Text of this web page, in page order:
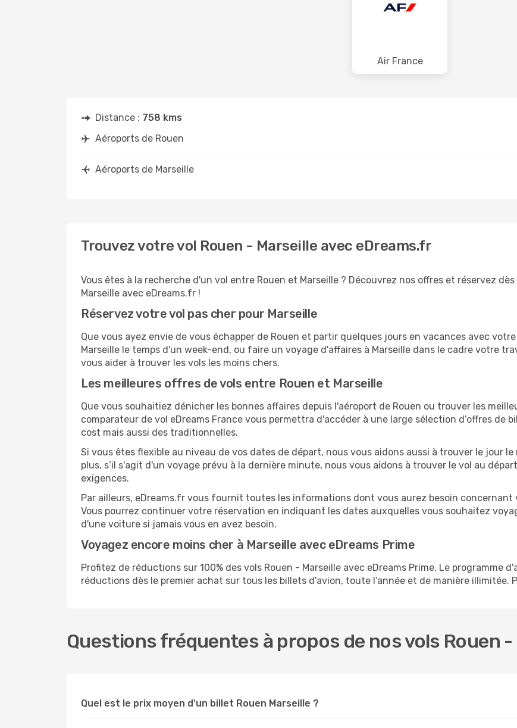
Air France
Distance : 758 kms
Aéroports de Rouen
Aéroports de Marseille
Trouvez votre vol Rouen - Marseille avec eDreams.fr
Vous êtes à la recherche d'un vol entre Rouen et Marseille ? Découvrez nos offres et réservez
Marseille avec eDreams.fr !
Réservez votre vol pas cher pour Marseille
Que vous ayez envie de vous échapper de Rouen et partir quelques jours en vacances avec
Marseille le temps d'un week-end, ou faire un voyage d'affaires à Marseille dans le cadre votre
vous aider à trouver les vols les moins chers.
Les meilleures offres de vols entre Rouen et Marseille
Que vous souhaitiez dénicher les bonnes affaires depuis l'aéroport de Rouen ou trouver les
comparateur de vol eDreams France vous permettra d'accéder à une large sélection d’offres de
cost mais aussi des traditionnelles.
Si vous êtes flexible au niveau de vos dates de départ, nous vous aidons aussi à trouver le jour
plus, s’il s'agit d'un voyage prévu à la dernière minute, nous vous aidons à trouver le vol au
exigences.
Par ailleurs, eDreams.fr vous fournit toutes les informations dont vous aurez besoin concernant
Vous pourrez continuer votre réservation en indiquant les dates auxquelles vous souhaitez
d'une voiture si jamais vous en avez besoin.
Voyagez encore moins cher à Marseille avec eDreams Prime
Profitez de réductions sur 100% des vols Rouen - Marseille avec eDreams Prime. Le programme
réductions dès le premier achat sur tous les billets d'avion, toute l’année et de manière illimitée.
Questions fréquentes à propos de nos vols Rouen -
Quel est le prix moyen d'un billet Rouen Marseille ?